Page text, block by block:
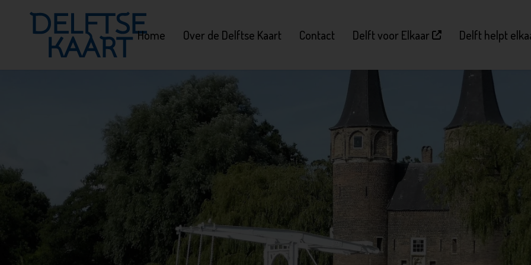
Home Over de Delftse Kaart Contact Delft voor Elkaar Delft helpt